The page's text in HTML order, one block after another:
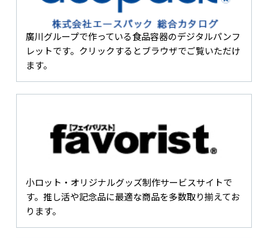
廣川グループで作っている食品容器のデジタルパンフ
レットです。クリックするとブラウザでご覧いただけ
ます。
小ロット・オリジナルグッズ制作サービスサイトで
す。推し活や記念品に最適な商品を多数取り揃えてお
ります。